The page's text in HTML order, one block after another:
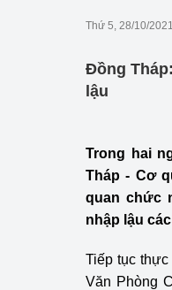
Thứ 5, 28/10/2021
Đồng
lậu
Trong hai
Tháp - Cơ
quan chức
nhập lậu
Tiếp tục thực
Văn Phòng